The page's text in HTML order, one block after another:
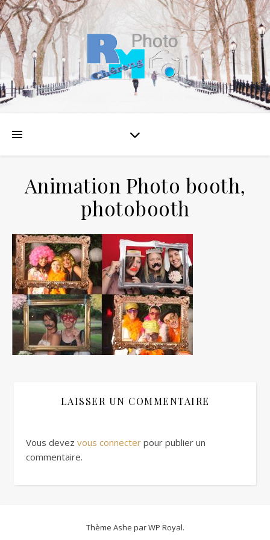
Animation Photo booth,
photobooth
LAISSER UN COMMENTAIRE
Vous devez vous connecter pour publier un
commentaire.
Thème Ashe parWP Royal.